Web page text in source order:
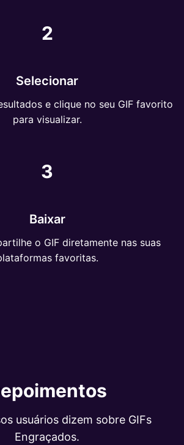
2
Selecionar
e clique no seu GIF favorito
para visualizar.
3
Baixar
o GIF diretamente nas suas
favoritas.
usuários dizem sobre GIFs
Engraçados.